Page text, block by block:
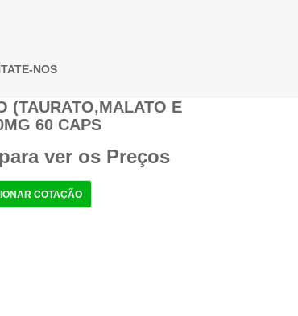
NOS
(TAURATO,MALATO E
60 CAPS
ver os Preços
COTAÇÃO